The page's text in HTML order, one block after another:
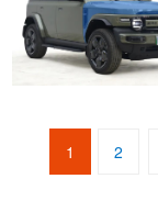
1 2